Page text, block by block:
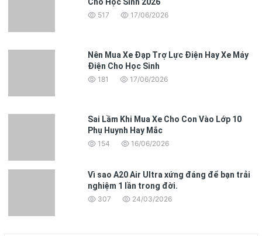
517 17/06/2026
Nên Mua Xe Đạp Trợ Lực Điện Hay Xe Máy
Điện Cho Học Sinh
181 17/06/2026
Sai Lầm Khi Mua Xe Cho Con Vào Lớp 10
Phụ Huynh Hay Mắc
154 16/06/2026
Vì sao A20 Air Ultra xứng đáng để bạn trải
nghiệm 1 lần trong đời.
307 24/03/2026